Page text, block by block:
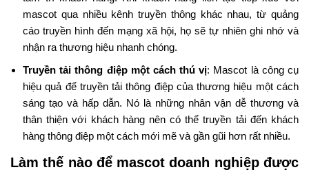
mascot qua nhiều kênh truyền thông khác nhau, từ quảng
cáo truyền hình đến mạng xã hội, họ sẽ tự nhiên ghi nhớ và
nhận ra thương hiệu nhanh chóng.
Truyền tải thông điệp một cách thú vị: Mascot là công cụ
hiệu quả để truyền tải thông điệp của thương hiệu một cách
sáng tạo và hấp dẫn. Nó là những nhân vận dễ thương và
thân thiện với khách hàng nên có thể truyền tải đến khách
hàng thông điệp một cách mới mẽ và gần gũi hơn rất nhiều.
Làm thế nào để mascot doanh nghiệp được